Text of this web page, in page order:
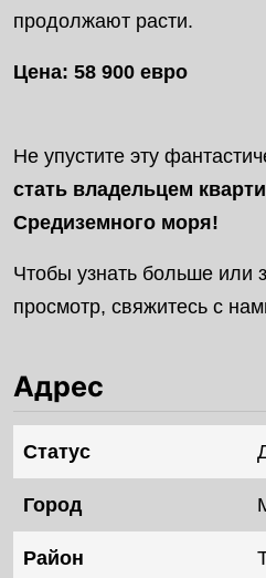
продолжают расти.
Цена: 58 900 евро
Не упустите эту
стать владельцем
Средиземного моря!
Чтобы узнать больше или
просмотр, свяжитесь с
Адрес
Статус
Город
Район